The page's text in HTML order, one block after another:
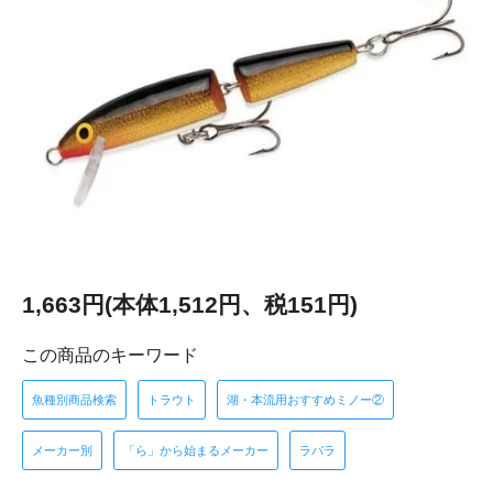
1,663円(本体1,512円、税151円)
この商品のキーワード
魚種別商品検索 トラウト 湖・本流用おすすめミノー②
メーカー別 「ら」から始まるメーカー ラパラ